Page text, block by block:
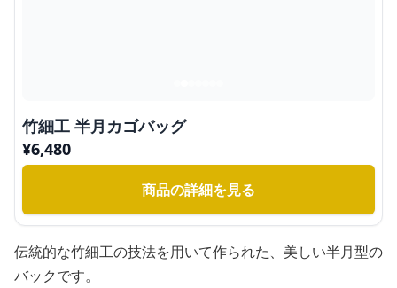
竹細工 半月カゴバッグ
¥6,480
商品の詳細を見る
伝統的な竹細工の技法を用いて作られた、美しい半月型の
バックです。